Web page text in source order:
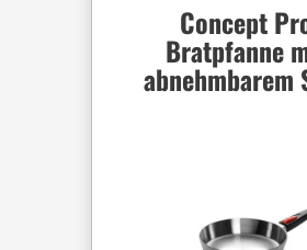
Concept
Bratpfanne
abnehmbarem